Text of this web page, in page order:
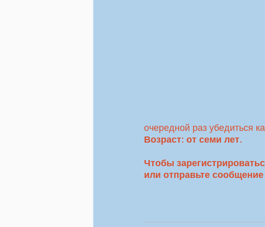
очередной раз убедиться
Возраст: от семи лет.
Чтобы
или отправьте